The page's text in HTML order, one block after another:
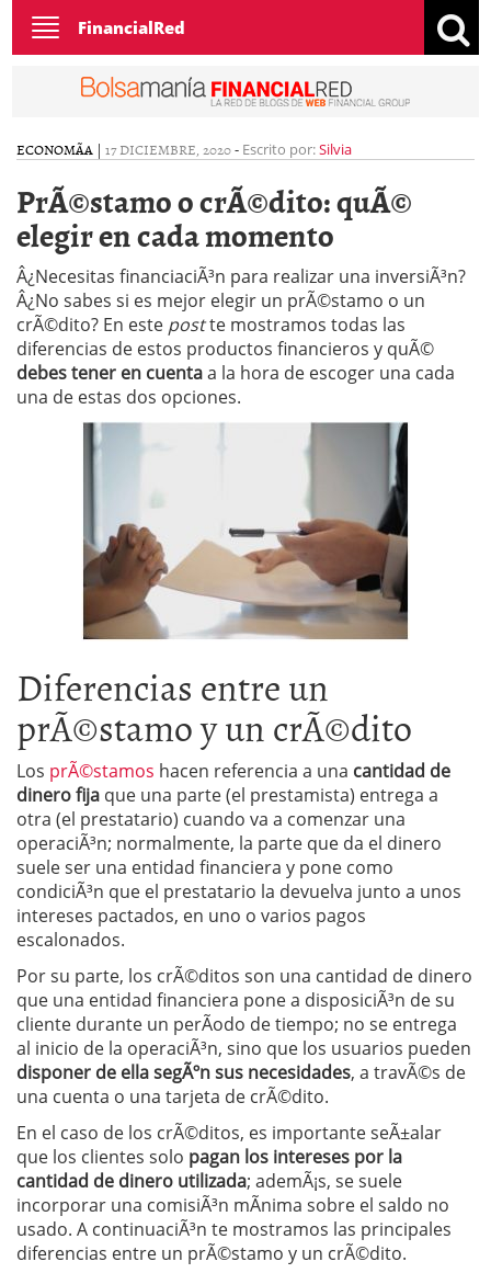
Toggle
navigation
FinancialRed
ECONOMÃ­A | 17 DICIEMBRE, 2020- Escrito por:Silvia
PrÃ©stamo o crÃ©dito: quÃ©
elegir en cada momento
Â¿Necesitas financiaciÃ³n para realizar una inversiÃ³n?
Â¿No sabes si es mejor elegir un prÃ©stamo o un
crÃ©dito? En este postte mostramos todas las
diferencias de estos productos financieros y quÃ©
debes tener en cuentaa la hora de escoger una cada
una de estas dos opciones.
Diferencias entre un
prÃ©stamo y un crÃ©dito
Los prÃ©stamos hacen referencia a una cantidad de
dinero fija que una parte (el prestamista) entrega a
otra (el prestatario) cuando va a comenzar una
operaciÃ³n; normalmente, la parte que da el dinero
suele ser una entidad financiera y pone como
condiciÃ³n que el prestatario la devuelva junto a unos
intereses pactados, en uno o varios pagos
escalonados.
Por su parte, los crÃ©ditos son una cantidad de dinero
que una entidad financiera pone a disposiciÃ³n de su
cliente durante un perÃ­odo de tiempo; no se entrega
al inicio de la operaciÃ³n, sino que los usuarios pueden
disponer de ella segÃºn sus necesidades, a travÃ©s de
una cuenta o una tarjeta de crÃ©dito.
En el caso de los crÃ©ditos, es importante seÃ±alar
que los clientes solo pagan los intereses por la
cantidad de dinero utilizada; ademÃ¡s, se suele
incorporar una comisiÃ³n mÃ­nima sobre el saldo no
usado. A continuaciÃ³n te mostramos las principales
diferencias entre un prÃ©stamo y un crÃ©dito.